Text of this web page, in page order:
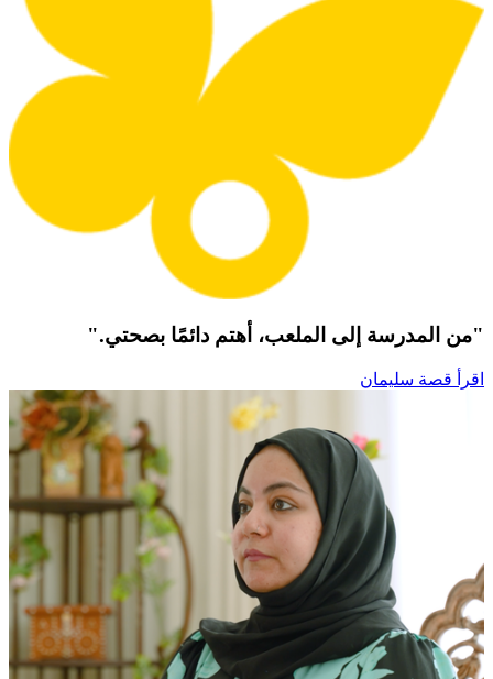
"من المدرسة إلى الملعب، أهتم دائمًا بصحتي."
اقرأ قصة سليمان